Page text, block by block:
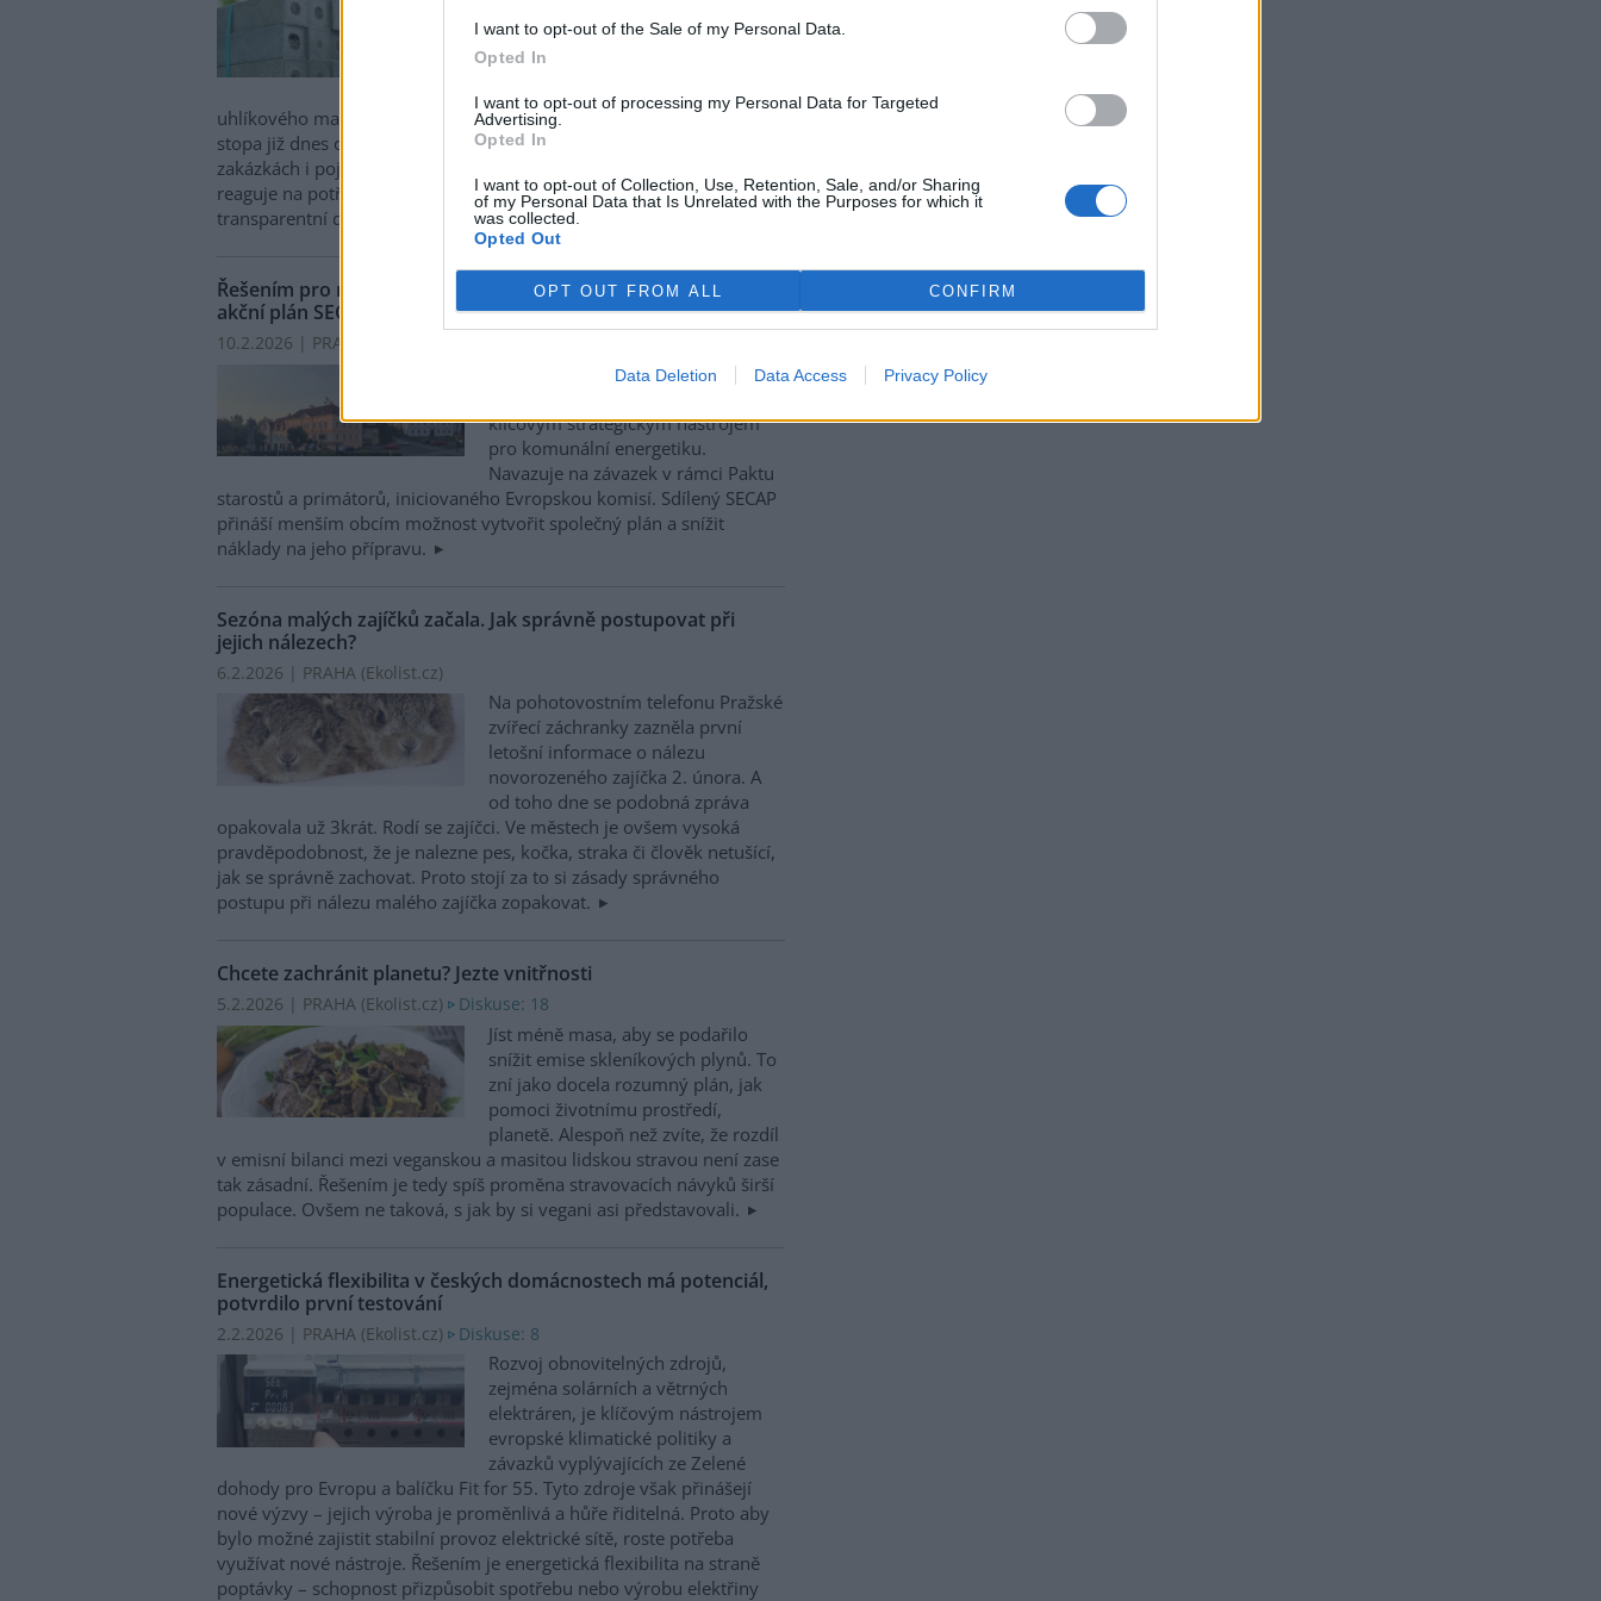
I want to opt-out of the Sale of my Personal Data.
Opted In
I want to opt-out of processing my Personal Data for Targeted
Advertising.
Opted In
I want to opt-out of Collection, Use, Retention, Sale, and/or Sharing
of my Personal Data that Is Unrelated with the Purposes for which it
was collected.
Opted Out
OPT OUT FROM ALL CONFIRM
Data Deletion Data Access Privacy Policy
producentům emisí skleníkových
plynů. Rostoucí ceny energie,
legislativní tlak a požadavky
investorů na udržitelnost činí z
uhlíkového managementu klíčovou konkurenční výhodu. Uhlíková
stopa již dnes ovlivňuje přístup k financování, úspěch ve veřejných
zakázkách i pojistné podmínky.
reaguje na potřebu připravit stavební sektor na realitu, v níž
transparentní data o emisích rozhodují o konkurenceschopnosti.
Řešením pro malé obce v oblasti energetiky může být sdílený
akční plán SECAP
10.2.2026 | PRAHA (
Akční plán pro udržitelnou
klíčovým strategickým nástrojem
pro komunální energetiku.
Navazuje na závazek v rámci Paktu
starostů a primátorů, iniciovaného Evropskou komisí. Sdílený SECAP
přináší menším obcím možnost vytvořit společný plán a snížit
náklady na jeho přípravu.
Sezóna malých zajíčků začala. Jak správně postupovat při
jejich nálezech?
6.2.2026 | PRAHA (Ekolist.cz)
Na pohotovostním telefonu Pražské
zvířecí záchranky zazněla první
letošní informace o nálezu
novorozeného zajíčka 2. února. A
od toho dne se podobná zpráva
opakovala už 3krát. Rodí se zajíčci. Ve městech je ovšem vysoká
pravděpodobnost, že je nalezne pes, kočka, straka či člověk netušící,
jak se správně zachovat. Proto stojí za to si zásady správného
postupu při nálezu malého zajíčka zopakovat.
Chcete zachránit planetu? Jezte vnitřnosti
5.2.2026 | PRAHA (Ekolist.cz) Diskuse: 18
Jíst méně masa, aby se podařilo
snížit emise skleníkových plynů. To
zní jako docela rozumný plán, jak
pomoci životnímu prostředí,
planetě. Alespoň než zvíte, že rozdíl
v emisní bilanci mezi veganskou a masitou lidskou stravou není zase
tak zásadní. Řešením je tedy spíš proměna stravovacích návyků širší
populace. Ovšem ne taková, s jak by si vegani asi představovali.
Energetická flexibilita v českých domácnostech má potenciál,
potvrdilo první testování
2.2.2026 | PRAHA (Ekolist.cz) Diskuse: 8
Rozvoj obnovitelných zdrojů,
zejména solárních a větrných
elektráren, je klíčovým nástrojem
evropské klimatické politiky a
závazků vyplývajících ze Zelené
dohody pro Evropu a balíčku Fit for 55. Tyto zdroje však přinášejí
nové výzvy – jejich výroba je proměnlivá a hůře řiditelná. Proto aby
bylo možné zajistit stabilní provoz elektrické sítě, roste potřeba
využívat nové nástroje. Řešením je energetická flexibilita na straně
poptávky – schopnost přizpůsobit spotřebu nebo výrobu elektřiny